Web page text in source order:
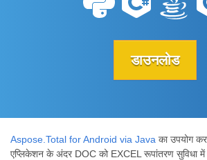
डाउनलोड
Aspose.Total for Android via Java का उपयोग
एप्लिकेशन के अंदर DOC को EXCEL रूपांतरण सुविधा